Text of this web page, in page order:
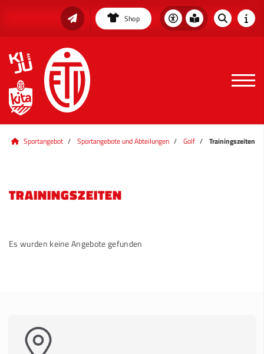
Shop
Sportangebot Sportangebote und Abteilungen Golf Trainingszeiten
TRAININGSZEITEN
Es wurden keine Angebote gefunden